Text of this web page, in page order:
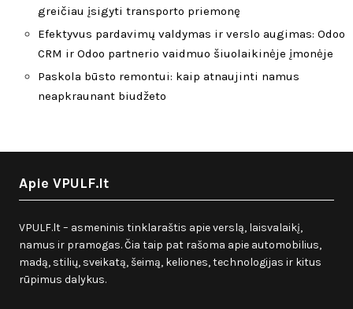
greičiau įsigyti transporto priemonę
Efektyvus pardavimų valdymas ir verslo augimas: Odoo
CRM ir Odoo partnerio vaidmuo šiuolaikinėje įmonėje
Paskola būsto remontui: kaip atnaujinti namus
neapkraunant biudžeto
Apie VPULF.lt
VPULF.lt – asmeninis tinklaraštis apie verslą, laisvalaikį,
namus ir pramogas. Čia taip pat rašoma apie automobilius,
madą, stilių, sveikatą, šeimą, keliones, technologijas ir kitus
rūpimus dalykus.